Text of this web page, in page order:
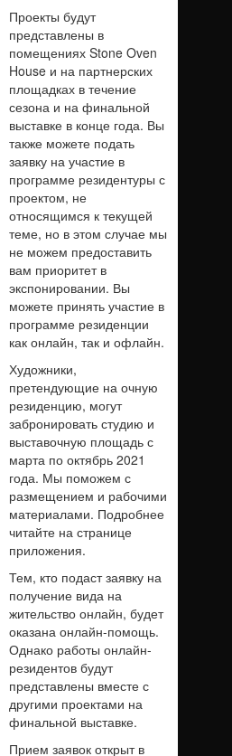
Проекты будут
представлены в
помещениях Stone Oven
House и на партнерских
площадках в течение
сезона и на финальной
выставке в конце года. Вы
также можете подать
заявку на участие в
программе резидентуры с
проектом, не
относящимся к текущей
теме, но в этом случае мы
не можем предоставить
вам приоритет в
экспонировании. Вы
можете принять участие в
программе резиденции
как онлайн, так и офлайн.
Художники,
претендующие на очную
резиденцию, могут
забронировать студию и
выставочную площадь с
марта по октябрь 2021
года. Мы поможем с
размещением и рабочими
материалами. Подробнее
читайте на странице
приложения.
Тем, кто подаст заявку на
получение вида на
жительство онлайн, будет
оказана онлайн-помощь.
Однако работы онлайн-
резидентов будут
представлены вместе с
другими проектами на
финальной выставке.
Прием заявок открыт в